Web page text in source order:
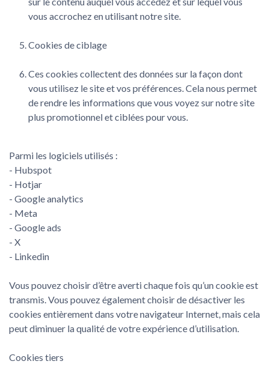
vous accrochez en utilisant notre site.
Cookies de ciblage
Ces cookies collectent des données sur la façon dont
vous utilisez le site et vos préférences. Cela nous permet
de rendre les informations que vous voyez sur notre site
plus promotionnel et ciblées pour vous.
Parmi les logiciels utilisés :
- Hubspot
- Hotjar
- Google analytics
- Meta
- Google ads
- X
- Linkedin
Vous pouvez choisir d’être averti chaque fois qu’un cookie est
transmis. Vous pouvez également choisir de désactiver les
cookies entièrement dans votre navigateur Internet, mais cela
peut diminuer la qualité de votre expérience d’utilisation.
Cookies tiers